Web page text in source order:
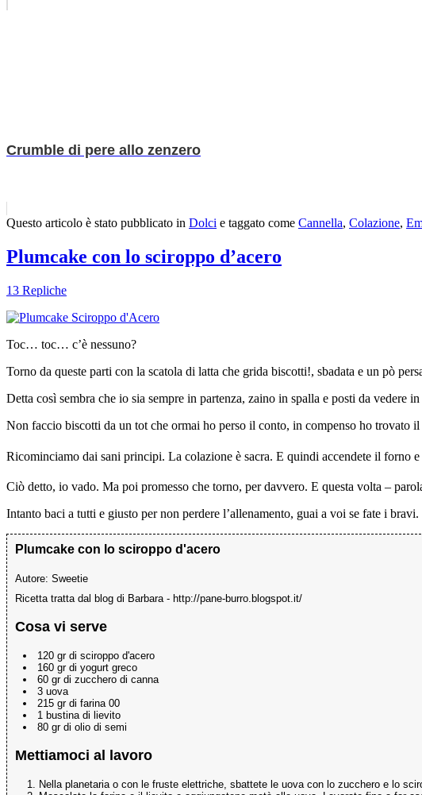
Crumble di pere allo zenzero
Questo articolo è stato pubblicato in Dolci e taggato come Cannella, Colazione,
Plumcake con lo sciroppo d’acero
13 Repliche
Toc… toc… c’è nessuno?
Torno da queste parti con la scatola di latta che grida biscotti!, sbadata e un pò
Detta così sembra che io sia sempre in partenza, zaino in spalla e posti da vedere
Non faccio biscotti da un tot che ormai ho perso il conto, in compenso ho trovato il
Ricominciamo dai sani principi. La colazione è sacra. E quindi accendete il forno
Ciò detto, io vado. Ma poi promesso che torno, per davvero. E questa volta –
Intanto baci a tutti e giusto per non perdere l’allenamento, guai a voi se fate i bravi.
Plumcake con lo sciroppo d'acero
Autore: Sweetie
Ricetta tratta dal blog di Barbara - http://pane-burro.blogspot.it/
Cosa vi serve
120 gr di sciroppo d'acero
160 gr di yogurt greco
60 gr di zucchero di canna
3 uova
215 gr di farina 00
1 bustina di lievito
80 gr di olio di semi
Mettiamoci al lavoro
Nella planetaria o con le fruste elettriche, sbattete le uova con lo zucchero e lo